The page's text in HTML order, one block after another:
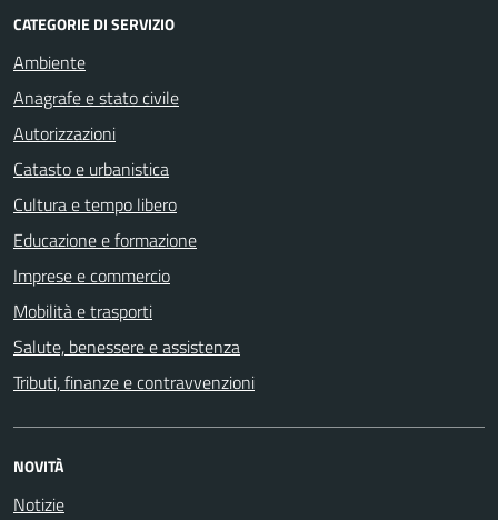
CATEGORIE DI SERVIZIO
Ambiente
Anagrafe e stato civile
Autorizzazioni
Catasto e urbanistica
Cultura e tempo libero
Educazione e formazione
Imprese e commercio
Mobilità e trasporti
Salute, benessere e assistenza
Tributi, finanze e contravvenzioni
NOVITÀ
Notizie